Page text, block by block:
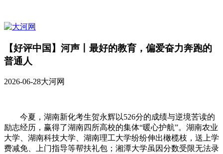
【好评中国】河声丨最好的教育，偏爱奋力奔跑的
普通人
2026-06-28大河网
今夏，湖南新化考生贺永辉以526分的成绩与逆境苦读的
励志经历，赢得了湖南四所高校的集体“暖心护航”。湖南农业
大学、湖南科技大学、湖南理工大学纷纷伸出橄榄枝，送上学
费减免、上门指导等帮扶礼包；湘潭大学虽因分数受限无法录